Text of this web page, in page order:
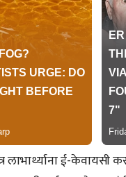
लाभार्थ्याना ई-केवायसी